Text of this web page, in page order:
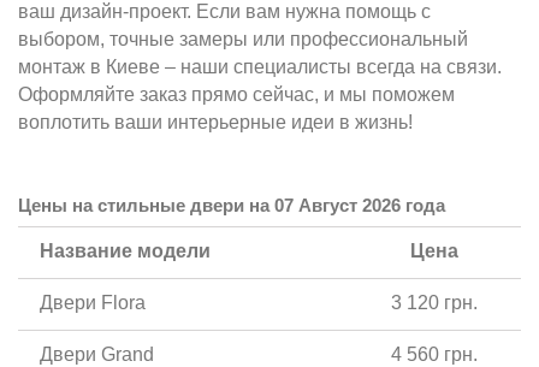
ваш дизайн-проект. Если вам нужна помощь с
выбором, точные замеры или профессиональный
монтаж в Киеве – наши специалисты всегда на связи.
Оформляйте заказ прямо сейчас, и мы поможем
воплотить ваши интерьерные идеи в жизнь!
Цены на стильные двери на 07 Август 2026 года
Название модели Цена
Двери Flora 3 120 грн.
Двери Grand 4 560 грн.